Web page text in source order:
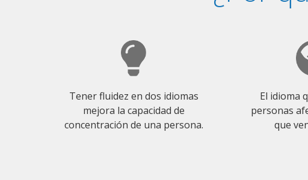
Tener fluidez en dos idiomas
mejora la capacidad de
concentración de una persona.
El idioma
personas
que